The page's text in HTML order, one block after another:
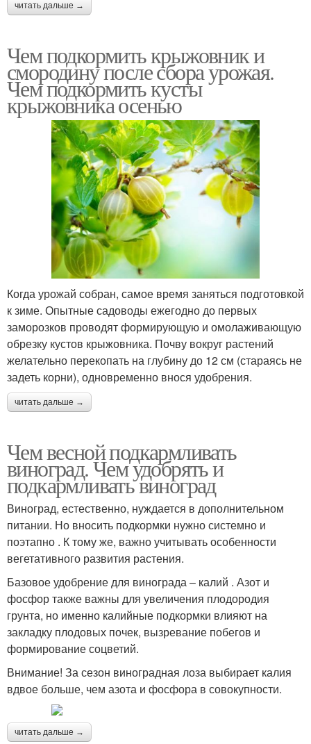
читать дальше →
Чем подкормить крыжовник и
смородину после сбора урожая.
Чем подкормить кусты
крыжовника осенью
Когда урожай собран, самое время заняться подготовкой
к зиме. Опытные садоводы ежегодно до первых
заморозков проводят формирующую и омолаживающую
обрезку кустов крыжовника. Почву вокруг растений
желательно перекопать на глубину до 12 см (стараясь не
задеть корни), одновременно внося удобрения.
читать дальше →
Чем весной подкармливать
виноград. Чем удобрять и
подкармливать виноград
Виноград, естественно, нуждается в дополнительном
питании. Но вносить подкормки нужно системно и
поэтапно . К тому же, важно учитывать особенности
вегетативного развития растения.
Базовое удобрение для винограда – калий . Азот и
фосфор также важны для увеличения плодородия
грунта, но именно калийные подкормки влияют на
закладку плодовых почек, вызревание побегов и
формирование соцветий.
Внимание! За сезон виноградная лоза выбирает калия
вдвое больше, чем азота и фосфора в совокупности.
читать дальше →